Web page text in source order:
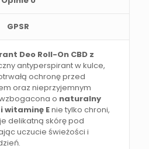
GPSR
Deo Roll-On CBD z
antyperspirant w kulce,
ochronę przed
oraz nieprzyjemnym
o naturalny
witaminę Enie tylko chroni,
delikatną skórę pod
uczucie świeżości i